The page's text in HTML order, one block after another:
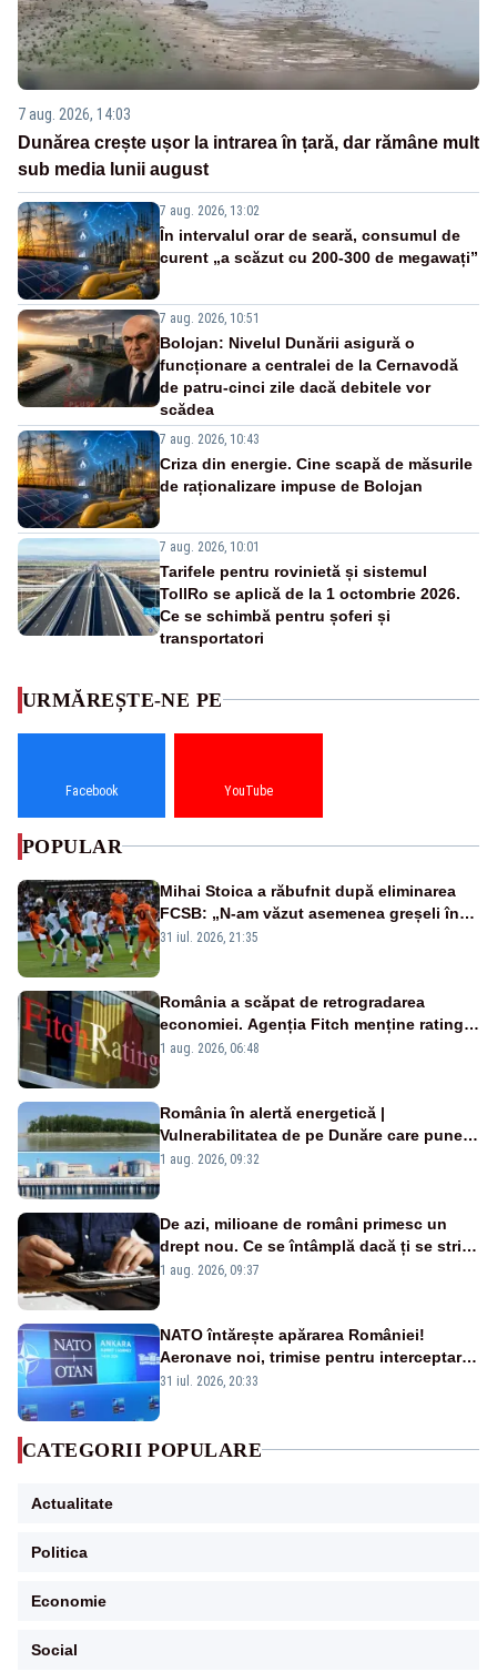
7 aug. 2026, 14:03
Dunărea crește ușor la intrarea în țară, dar rămâne mult
sub media lunii august
7 aug. 2026, 13:02
În intervalul orar de seară, consumul de
curent „a scăzut cu 200-300 de megawați”
7 aug. 2026, 10:51
Bolojan: Nivelul Dunării asigură o
funcționare a centralei de la Cernavodă
de patru-cinci zile dacă debitele vor
scădea
7 aug. 2026, 10:43
Criza din energie. Cine scapă de măsurile
de raționalizare impuse de Bolojan
7 aug. 2026, 10:01
Tarifele pentru rovinietă și sistemul
TollRo se aplică de la 1 octombrie 2026.
Ce se schimbă pentru șoferi și
transportatori
URMĂREȘTE-NE PE
Facebook YouTube
POPULAR
Mihai Stoica a răbufnit după eliminarea
FCSB: „N-am văzut asemenea greșeli în
190 de meciuri europene”
31 iul. 2026, 21:35
România a scăpat de retrogradarea
economiei. Agenția Fitch menține ratingul
„BBB-” cu perspectivă negativă
1 aug. 2026, 06:48
România în alertă energetică |
Vulnerabilitatea de pe Dunăre care pune
în pericol Centrala Cernavodă era
1 aug. 2026, 09:32
De azi, milioane de români primesc un
drept nou. Ce se întâmplă dacă ți se strică
un produs
1 aug. 2026, 09:37
NATO întărește apărarea României!
Aeronave noi, trimise pentru interceptarea
și distrugerea dronelor
31 iul. 2026, 20:33
CATEGORII POPULARE
Actualitate
Politica
Economie
Social